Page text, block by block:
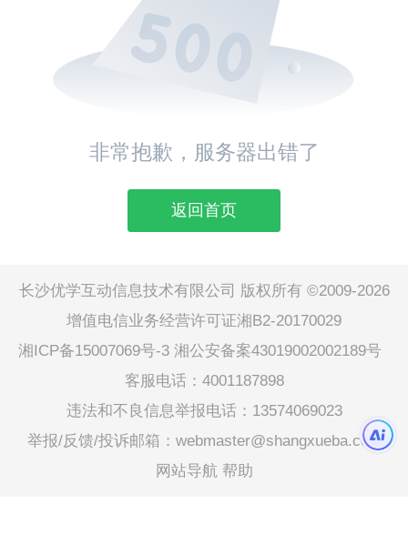
非常抱歉，服务器出错了
返回首页
长沙优学互动信息技术有限公司 版权所有 ©2009-2026
增值电信业务经营许可证湘B2-20170029
湘ICP备15007069号-3 湘公安备案43019002002189号
客服电话：4001187898
违法和不良信息举报电话：13574069023
举报/反馈/投诉邮箱：webmaster@shangxueba.com
网站导航 帮助